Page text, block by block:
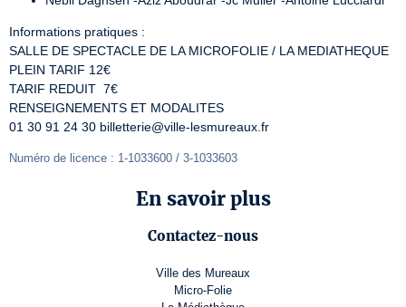
Informations pratiques :
SALLE DE SPECTACLE DE LA MICROFOLIE / LA MEDIATHEQUE
PLEIN TARIF 12€
TARIF REDUIT  7€
RENSEIGNEMENTS ET MODALITES
01 30 91 24 30 billetterie@ville-lesmureaux.fr
Numéro de licence : 1-1033600 / 3-1033603
En savoir plus
Contactez-nous
Ville des Mureaux
Micro-Folie